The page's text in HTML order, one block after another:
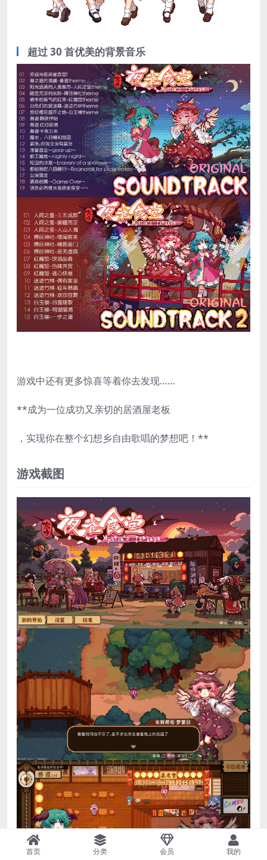
超过 30 首优美的背景音乐
游戏中还有更多惊喜等着你去发现……
**成为一位成功又亲切的居酒屋老板
，实现你在整个幻想乡自由歌唱的梦想吧！**
游戏截图
首页 分类 会员 我的